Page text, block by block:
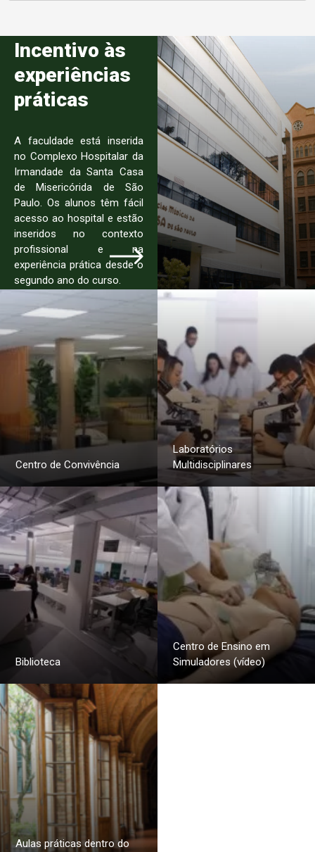
Incentivo às
experiências
práticas
A faculdade está inserida
no Complexo Hospitalar da
Irmandade da Santa Casa
de Misericórida de São
Paulo. Os alunos têm fácil
acesso ao hospital e estão
inseridos no contexto
profissional e na
experiência prática desde o
segundo ano do curso.
Centro de Convivência
Laboratórios
Multidisciplinares
Biblioteca
Centro de Ensino em
Simuladores (vídeo)
Aulas práticas dentro do